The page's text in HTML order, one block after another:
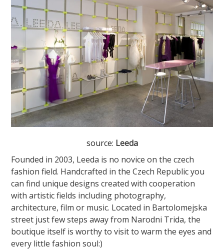
source: Leeda
Founded in 2003, Leeda is no novice on the czech
fashion field. Handcrafted in the Czech Republic you
can find unique designs created with cooperation
with artistic fields including photography,
architecture, film or music. Located in Bartolomejska
street just few steps away from Narodni Trida, the
boutique itself is worthy to visit to warm the eyes and
every little fashion soul:)